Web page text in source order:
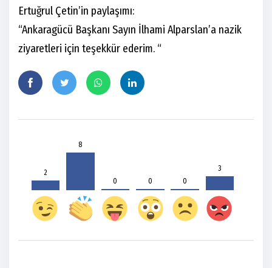
Ertuğrul Çetin’in paylaşımı:
“Ankaragücü Başkanı Sayın İlhami Alparslan’a nazik
ziyaretleri için teşekkür ederim. “
2
8
0 0 0
3